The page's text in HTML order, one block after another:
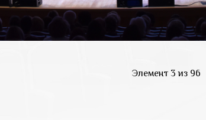
Элемент 3 из 96